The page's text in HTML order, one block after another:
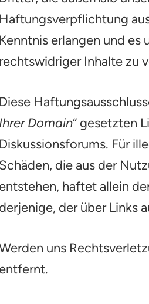
Haftungsverpflichtung
Kenntnis erlangen und
rechtswidriger Inhalte zu
Diese
Ihrer Domain“ gesetzten
Diskussionsforums. Für
Schäden, die aus der
entstehen, haftet allein
derjenige, der über Links
uns
entfernt.